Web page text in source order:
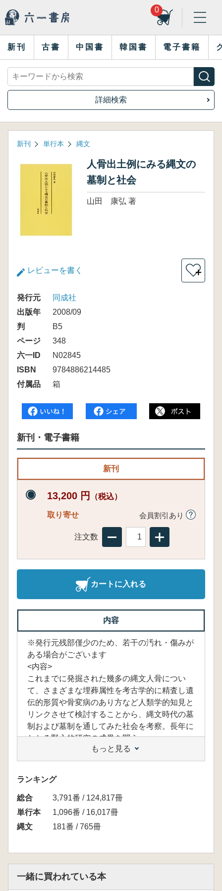
0
新刊 古書 中国書 韓国書 電子書籍
詳細検索
新刊 単行本 縄文
人骨出土例にみる縄文の
墓制と社会
山田 康弘 著
レビューを書く ＋
発行元
同成社
出版年
2008/09
判
B5
ページ
348
六一ID
N02845
ISBN
9784886214485
付属品
箱
新刊・電子書籍
新刊
13,200 円 （税込）
取り寄せ 会員割引あり
注文数
カートに入れる
内容
※発行元残部僅少のため、若干の汚れ・傷みが
ある場合がございます
<内容>
これまでに発掘された幾多の縄文人骨につい
て、さまざまな埋葬属性を考古学的に精査し遺
伝的形質や骨変病のあり方など人類学的知見と
リンクさせて検討することから、縄文時代の墓
制および墓制を通してみた社会を考察。長年に
わたる野心的研究の成果を問う。
<目次>
序章 縄文墓制論の回顧と展望/
第1章 埋葬属性の定義と分類
埋葬属性の分類/
本論で取り上げる埋葬属性の定義)/
第2章 埋葬姿勢と土壙規模
埋葬小群の意味するもの/
もっと見る
ランキング
総合
3,791番 / 124,817冊
単行本
1,096番 / 16,017冊
縄文
181番 / 765冊
一緒に買われている本